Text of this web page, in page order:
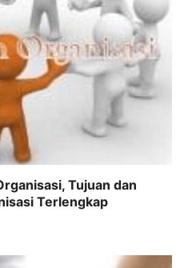
Tujuan dan
Terlengkap